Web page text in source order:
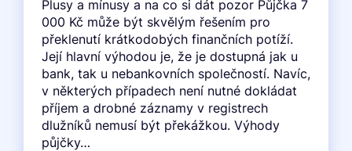
Plusy a mínusy a na co si dát pozor Půjčka 7
000 Kč může být skvělým řešením pro
překlenutí krátkodobých finančních potíží.
Její hlavní výhodou je, že je dostupná jak u
bank, tak u nebankovních společností. Navíc,
v některých případech není nutné dokládat
příjem a drobné záznamy v registrech
dlužníků nemusí být překážkou. Výhody
půjčky…